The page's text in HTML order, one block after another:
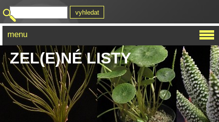
ZEL(E)NÉ LISTY
menu